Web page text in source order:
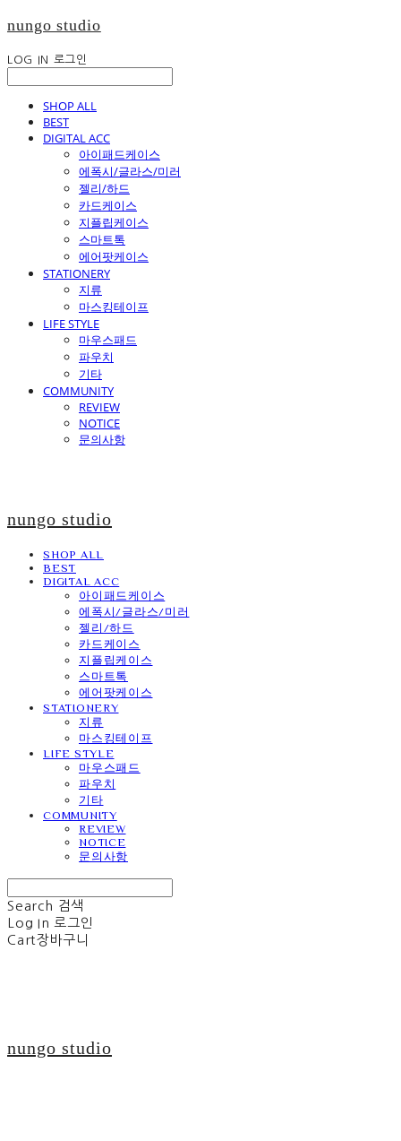
nungo studio
LOG IN 로그인
SHOP ALL
BEST
DIGITAL ACC
아이패드케이스
에폭시/글라스/미러
젤리/하드
카드케이스
지플립케이스
스마트톡
에어팟케이스
STATIONERY
지류
마스킹테이프
LIFE STYLE
마우스패드
파우치
기타
COMMUNITY
REVIEW
NOTICE
문의사항
nungo studio
SHOP ALL
BEST
DIGITAL ACC
아이패드케이스
에폭시/글라스/미러
젤리/하드
카드케이스
지플립케이스
스마트톡
에어팟케이스
STATIONERY
지류
마스킹테이프
LIFE STYLE
마우스패드
파우치
기타
COMMUNITY
REVIEW
NOTICE
문의사항
Search 검색
Log In 로그인
Cart장바구니
nungo studio